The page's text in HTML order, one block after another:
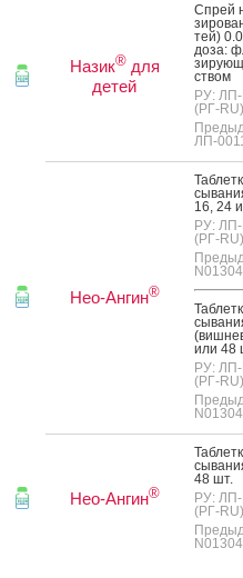
Назик®для
детей
Спрей
тей)
до­за:
ством
РУ:
(РГ-
ЛП-
Нео-Ангин®
16, 24
РУ:
(РГ-
или 48
РУ:
(РГ-
Нео-Ангин®
48 шт.
РУ:
(РГ-